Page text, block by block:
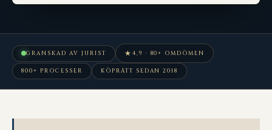
GRANSKAD AV JURIST ★ 4,9 · 80+ OMDÖMEN
800+ PROCESSER KÖPRÄTT SEDAN 2018